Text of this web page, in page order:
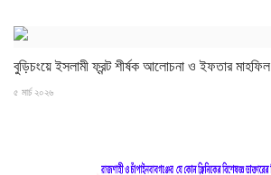
বুড়িচংয়ে ইসলামী ফ্রন্ট শীর্ষক আলোচনা ও ইফতার মাহফিল
৫ মার্চ ২০২৬